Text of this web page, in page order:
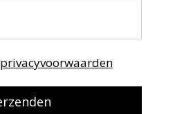
privacyvoorwaarden